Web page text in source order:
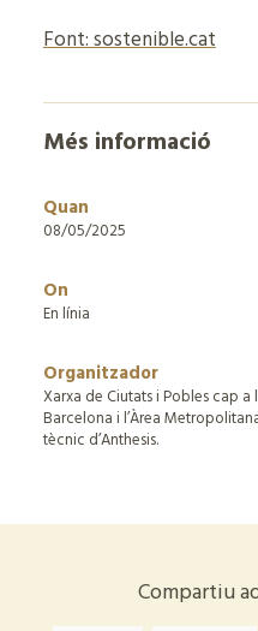
Font: sostenible.cat
Més informació
Quan
08/05/2025
On
En línia
Organitzador
Xarxa de Ciutats i Pobles cap
Barcelona i l’Àrea
tècnic d’Anthesis.
Compartiu